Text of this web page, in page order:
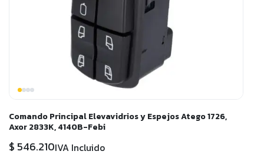
Comando Principal Elevavidrios y Espejos Atego 1726,
Axor 2833K, 4140B-Febi
$ 546.210IVA Incluido